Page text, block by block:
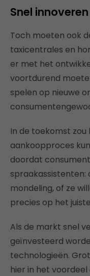
Snel innoveren
Toch moeten ook
taxicentrales en
er met het
voortdurend
spelen op nieuwe
In de toekomst
aankoopproces
doordat
spraakassistenten:
mondeling, of ze
precies op het
Als de markt snel
geïnvesteerd
technologieën.
hier in het